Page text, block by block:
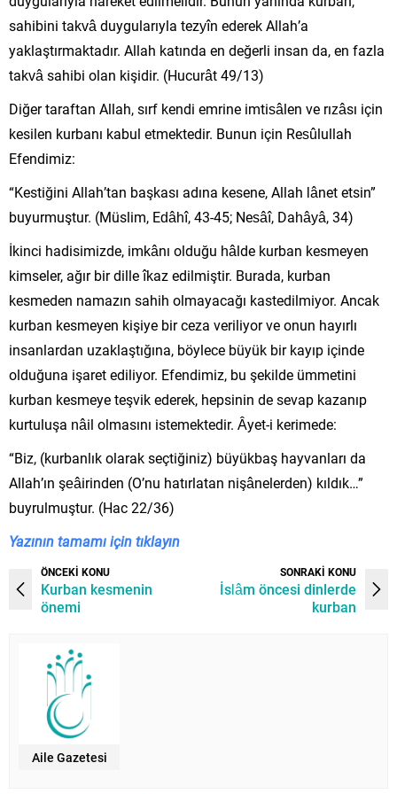
sahibini takvâ duygularıyla tezyîn ederek Allah’a
yaklaştırmaktadır. Allah katında en değerli insan da, en fazla
takvâ sahibi olan kişidir. (Hucurât 49/13)
Diğer taraftan Allah, sırf kendi emrine imtisâlen ve rızâsı için
kesilen kurbanı kabul etmektedir. Bunun için Resûlullah
Efendimiz:
“Kestiğini Allah’tan başkası adına kesene, Allah lânet etsin”
buyurmuştur. (Müslim, Edâhî, 43-45; Nesâî, Dahâyâ, 34)
İkinci hadisimizde, imkânı olduğu hâlde kurban kesmeyen
kimseler, ağır bir dille îkaz edilmiştir. Burada, kurban
kesmeden namazın sahih olmayacağı kastedilmiyor. Ancak
kurban kesmeyen kişiye bir ceza veriliyor ve onun hayırlı
insanlardan uzaklaştığına, böylece büyük bir kayıp içinde
olduğuna işaret ediliyor. Efendimiz, bu şekilde ümmetini
kurban kesmeye teşvik ederek, hepsinin de sevap kazanıp
kurtuluşa nâil olmasını istemektedir. Âyet-i kerimede:
“Biz, (kurbanlık olarak seçtiğiniz) büyükbaş hayvanları da
Allah’ın şeâirinden (O’nu hatırlatan nişânelerden) kıldık…”
buyrulmuştur. (Hac 22/36)
Yazının tamamı için tıklayın
ÖNCEKİ KONU
Kurban kesmenin
önemi
SONRAKİ KONU
İslâm öncesi dinlerde
kurban
Aile Gazetesi